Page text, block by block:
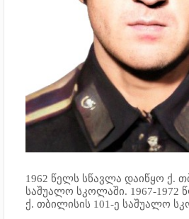
1962 წელს სწავლა დაიწყო ქ.
საშუალო სკოლაში. 1967-1972
ქ. თბილისის 101-ე საშუალო